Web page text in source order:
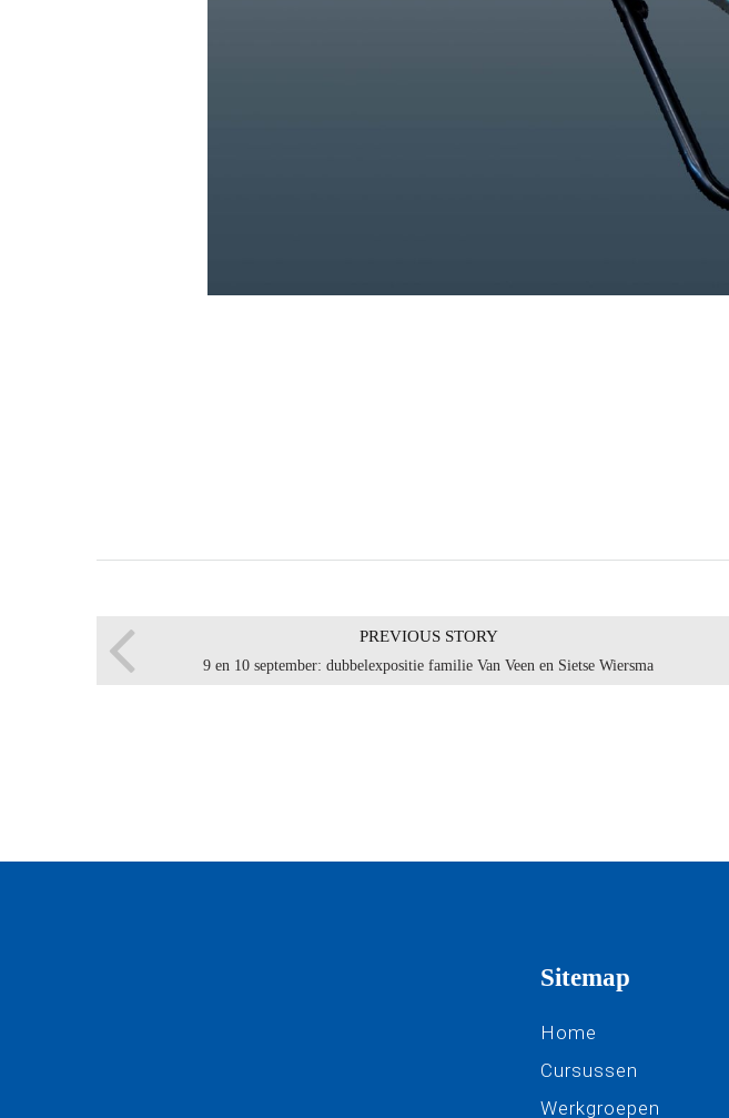
PREVIOUS STORY
9 en 10 september: dubbelexpositie familie Van Veen en Sietse Wiersma
Sitemap
Home
Cursussen
Werkgroepen